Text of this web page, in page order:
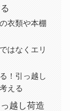
衣類や本棚
はなくエリ
！引っ越し
える
越し荷造